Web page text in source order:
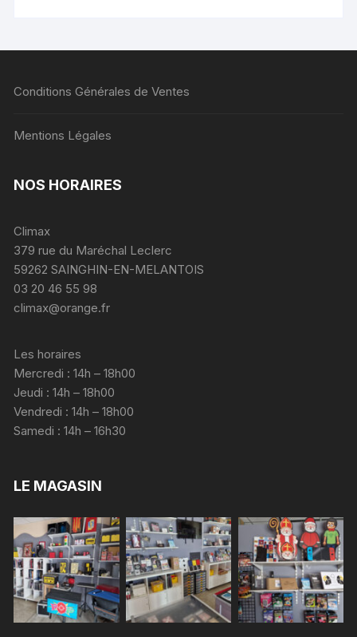
Conditions Générales de Ventes
Mentions Légales
NOS HORAIRES
Climax
379 rue du Maréchal Leclerc
59262 SAINGHIN-EN-MELANTOIS
03 20 46 55 98
climax@orange.fr
Les horaires
Mercredi : 14h – 18h00
Jeudi : 14h – 18h00
Vendredi : 14h – 18h00
Samedi : 14h – 16h30
LE MAGASIN